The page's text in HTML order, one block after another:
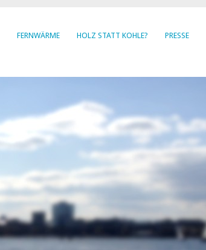
FERNWÄRME HOLZ STATT KOHLE? PRESSE